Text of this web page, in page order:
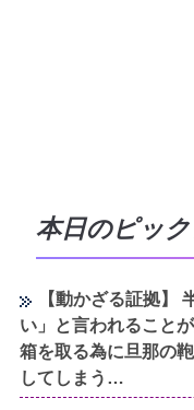
本日のピッ
【動かざる証拠】
い」と言われること
箱を取る為に旦那の
してしまう…